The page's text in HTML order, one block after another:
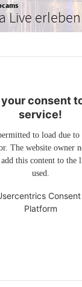
Live erleben
consent
service!
to load due to
The website owner
this content to the
used.
Platform